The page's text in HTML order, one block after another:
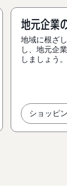
地元企業
地域に根ざ
し、地元企
しましょう。
ショッピ